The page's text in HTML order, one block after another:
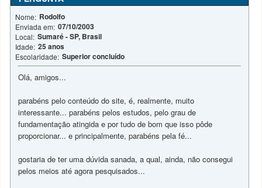
Nome: Rodolfo
Enviada em: 07/10/2003
Local: Sumaré - SP, Brasil
Idade: 25 anos
Escolaridade: Superior concluído
Olá, amigos...
parabéns pelo conteúdo do site, é, realmente, muito
interessante... parabéns pelos estudos, pelo grau de
fundamentação atingida e por tudo de bom que isso pôde
proporcionar... e principalmente, parabéns pela fé...
gostaria de ter uma dúvida sanada, a qual, ainda, não consegui
pelos meios até agora pesquisados...